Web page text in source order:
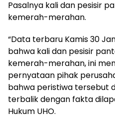
Pasalnya kali dan pesisir
kemerah-merahan.
“Data terbaru Kamis 30
bahwa kali dan pesisir
kemerah-merahan, ini
pernyataan pihak
bahwa peristiwa tersebut
terbalik dengan fakta
Hukum UHO.